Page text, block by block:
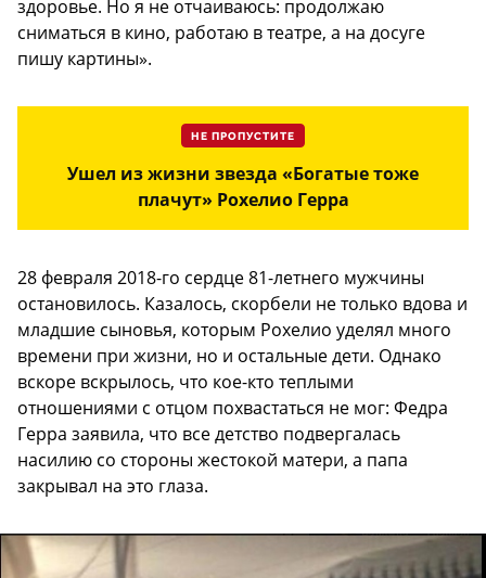
здоровье. Но я не отчаиваюсь: продолжаю
сниматься в кино, работаю в театре, а на досуге
пишу картины».
НЕ ПРОПУСТИТЕ
Ушел из жизни звезда «Богатые тоже
плачут» Рохелио Герра
28 февраля 2018-го сердце 81-летнего мужчины
остановилось. Казалось, скорбели не только вдова и
младшие сыновья, которым Рохелио уделял много
времени при жизни, но и остальные дети. Однако
вскоре вскрылось, что кое-кто теплыми
отношениями с отцом похвастаться не мог: Федра
Герра заявила, что все детство подвергалась
насилию со стороны жестокой матери, а папа
закрывал на это глаза.